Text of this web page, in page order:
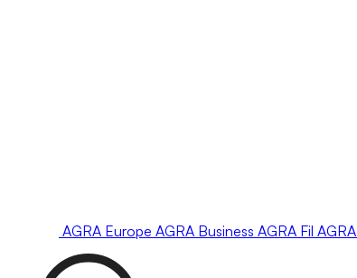
AGRA Europe AGRA Business AGRA Fil AGRA